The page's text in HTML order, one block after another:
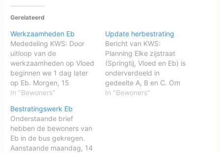
Gerelateerd
Werkzaamheden Eb
Mededeling KWS: Door
uitloop van de
werkzaamheden op Vloed
beginnen we 1 dag later
op Eb. Morgen, 15
september, beginnen we
van het straatwerk.
M.vr.gr. Bart Wierikx
In "Bewoners"
Update herbestrating
Bericht van KWS:
Planning Elke zijstraat
(Springtij, Vloed en Eb) is
onderverdeeld in
gedeelte A, B en C. Om
gedeelte B en C in de
In "Bewoners"
Bestratingswerk Eb
Onderstaande brief
hebben de bewoners van
Eb in de bus gekregen.
Aanstaande maandag, 14